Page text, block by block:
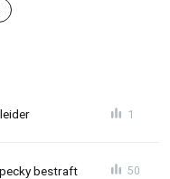
1
bestraft 50